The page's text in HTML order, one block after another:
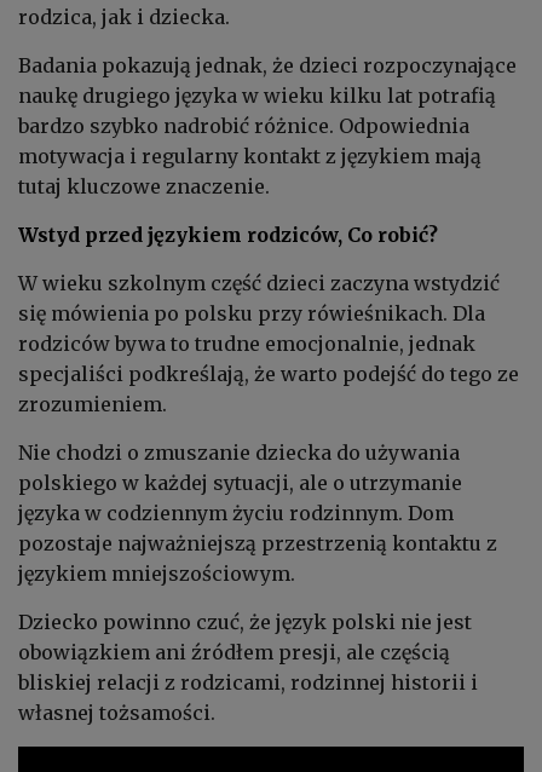
rodzica, jak i dziecka.
Badania pokazują jednak, że dzieci rozpoczynające
naukę drugiego języka w wieku kilku lat potrafią
bardzo szybko nadrobić różnice. Odpowiednia
motywacja i regularny kontakt z językiem mają
tutaj kluczowe znaczenie.
Wstyd przed językiem rodziców, Co robić?
W wieku szkolnym część dzieci zaczyna wstydzić
się mówienia po polsku przy rówieśnikach. Dla
rodziców bywa to trudne emocjonalnie, jednak
specjaliści podkreślają, że warto podejść do tego ze
zrozumieniem.
Nie chodzi o zmuszanie dziecka do używania
polskiego w każdej sytuacji, ale o utrzymanie
języka w codziennym życiu rodzinnym. Dom
pozostaje najważniejszą przestrzenią kontaktu z
językiem mniejszościowym.
Dziecko powinno czuć, że język polski nie jest
obowiązkiem ani źródłem presji, ale częścią
bliskiej relacji z rodzicami, rodzinnej historii i
własnej tożsamości.